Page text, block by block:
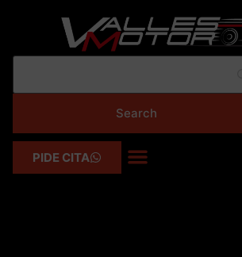
PIDE CITA